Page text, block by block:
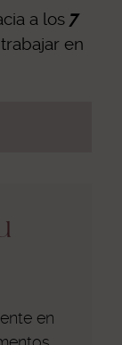
a los 7
en
en